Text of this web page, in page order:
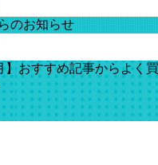
のお知らせ
】おすすめ記事からよく